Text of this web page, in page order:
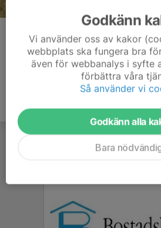
Kommentarer
Godkänn
Vi använder oss av kakor
webbplats ska fungera bra
även för webbanalys i syfte
förbättra våra
Så använder vi
Godkänn alla
Bara